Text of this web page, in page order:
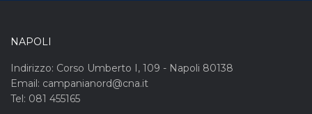
NAPOLI
Indirizzo: Corso Umberto I, 109 - Napoli 80138
Email: campanianord@cna.it
Tel: 081 455165